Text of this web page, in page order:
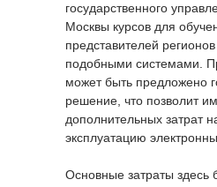
государственного
Москвы курсов для
представителей
подобными системами.
может быть предложено
решение, что позволит
дополнительных затрат
эксплуатацию
Основные затраты здесь